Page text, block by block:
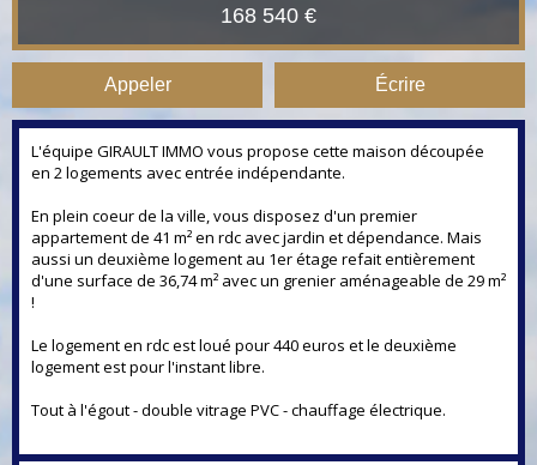
168 540 €
Appeler Écrire
L'équipe GIRAULT IMMO vous propose cette maison découpée
en 2 logements avec entrée indépendante.
En plein coeur de la ville, vous disposez d'un premier
appartement de 41 m² en rdc avec jardin et dépendance. Mais
aussi un deuxième logement au 1er étage refait entièrement
d'une surface de 36,74 m² avec un grenier aménageable de 29 m²
!
Le logement en rdc est loué pour 440 euros et le deuxième
logement est pour l'instant libre.
Tout à l'égout - double vitrage PVC - chauffage électrique.